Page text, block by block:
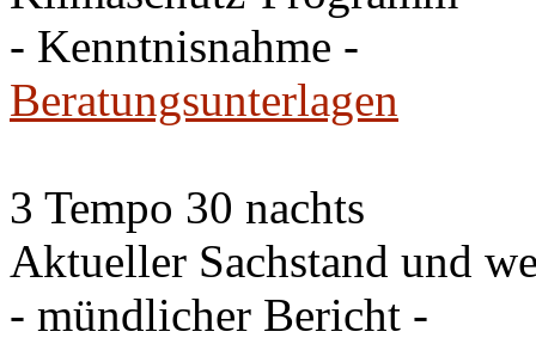
- Kenntnisnahme -
Beratungsunterlagen
3 Tempo 30 nachts
Aktueller Sachstand und
- mündlicher Bericht -